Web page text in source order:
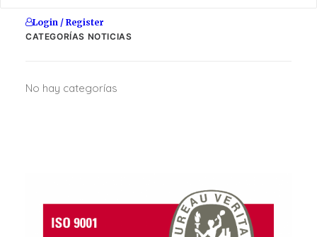
Login / Register
CATEGORÍAS NOTICIAS
No hay categorías